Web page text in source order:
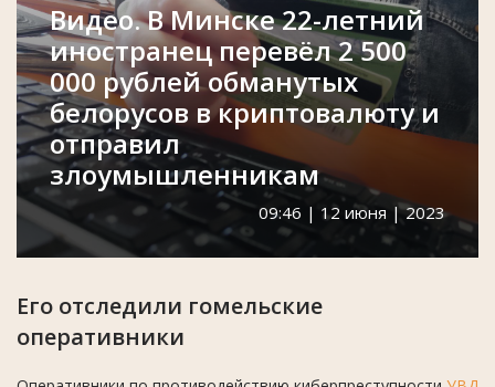
Видео. В Минске 22-летний
иностранец перевёл 2 500
000 рублей обманутых
белорусов в криптовалюту и
отправил
злоумышленникам
09:46 | 12 июня | 2023
Его отследили гомельские
оперативники